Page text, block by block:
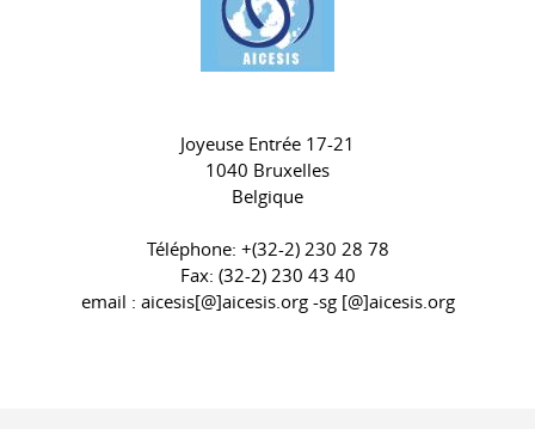
Joyeuse Entrée 17-21
1040 Bruxelles
Belgique
Téléphone: +(32-2) 230 28 78
Fax: (32-2) 230 43 40
email : aicesis[@]aicesis.org -sg [@]aicesis.org